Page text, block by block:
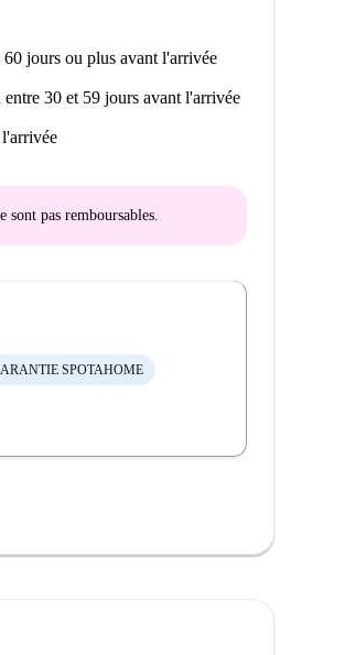
jours ou plus avant l'arrivée
entre 30 et 59 jours avant l'arrivée
sont pas remboursables
SPOTAHOME